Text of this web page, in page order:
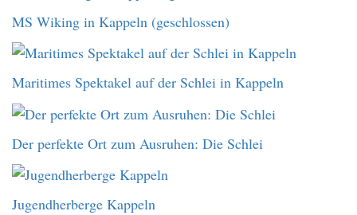
MS Wiking in Kappeln (geschlossen)
Maritimes Spektakel auf der Schlei in Kappeln
Der perfekte Ort zum Ausruhen: Die Schlei
Jugendherberge Kappeln